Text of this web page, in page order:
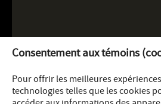
Consentement aux témoins
Pour offrir les meilleures
technologies telles que les cookies